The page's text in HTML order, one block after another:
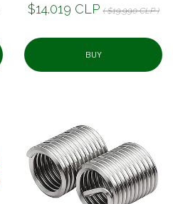
$14.019 CLP ( $19.990 CLP )
BUY